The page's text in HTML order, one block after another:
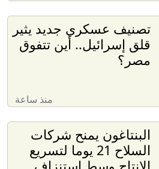
تصنيف عسكري جديد يثير
قلق إسرائيل.. أين تتفوق
مصر؟
منذ ساعة
البنتاغون يمنح شركات
السلاح 21 يوما لتسريع